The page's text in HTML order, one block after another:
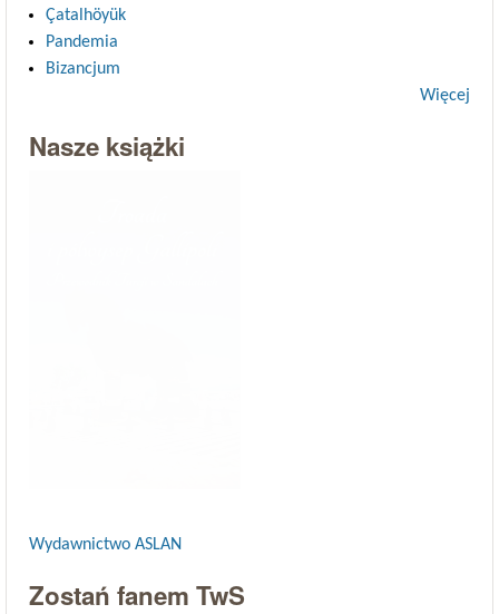
Çatalhöyük
Pandemia
Bizancjum
Więcej
Nasze książki
Wydawnictwo ASLAN
Zostań fanem TwS